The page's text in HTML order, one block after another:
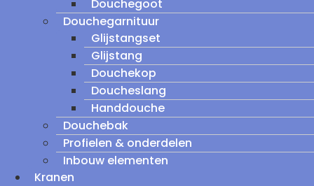
Douchegoot
Douchegarnituur
Glijstangset
Glijstang
Douchekop
Doucheslang
Handdouche
Douchebak
Profielen & onderdelen
Inbouw elementen
Kranen